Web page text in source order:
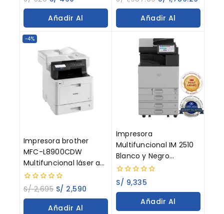
out
of
Añadir Al
out
of
Añadir Al
-4%
Impresora brother
MFC-L8900CDW
Multifuncional láser a
color /conectividad en
red inalámbrica
0
out
of
S/2,695 S/ 2,590
Añadir Al
Impresora
Multifuncional IM 2510
Blanco y Negro
(Requiere ARDF o SPDF)
0
out
of
S/ 9,335
Añadir Al